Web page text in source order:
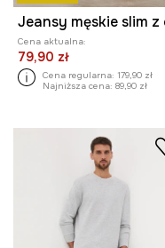
Cena aktualna:
79,90 zł
Cena regularna: 179,90 zł
Najniższa cena: 89,90 zł